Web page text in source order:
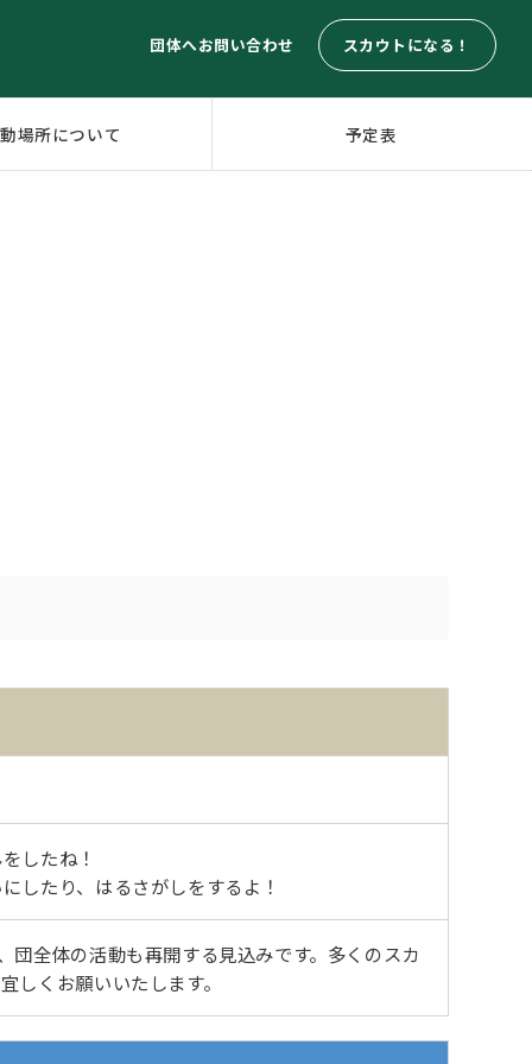
団体へお問い合わせ スカウトになる！
場所について 予定表
したね！
したり、はるさがしをするよ！
全体の活動も再開する見込みです。多くのスカ
しくお願いいたします。